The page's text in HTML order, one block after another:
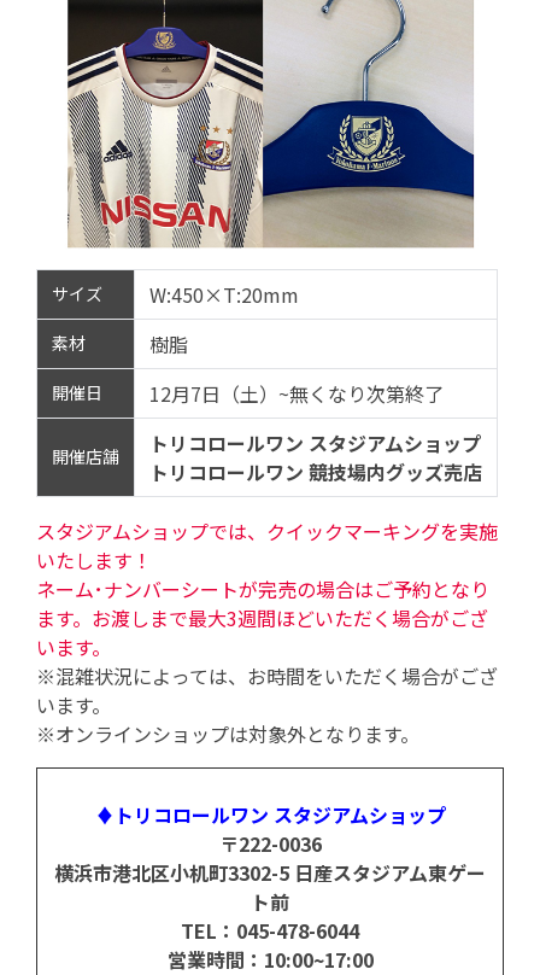
サイズ W:450×T:20mm
素材 樹脂
開催日 12月7日（土）~無くなり次第終了
開催店舗
トリコロールワン スタジアムショップ
トリコロールワン 競技場内グッズ売店
スタジアムショップでは、クイックマーキングを実施
いたします！
ネーム･ナンバーシートが完売の場合はご予約となり
ます。お渡しまで最大3週間ほどいただく場合がござ
います。
※混雑状況によっては、お時間をいただく場合がござ
います。
※オンラインショップは対象外となります。
♦トリコロールワン スタジアムショップ
〒222-0036
横浜市港北区小机町3302-5 日産スタジアム東ゲー
ト前
TEL：045-478-6044
営業時間：10:00~17:00